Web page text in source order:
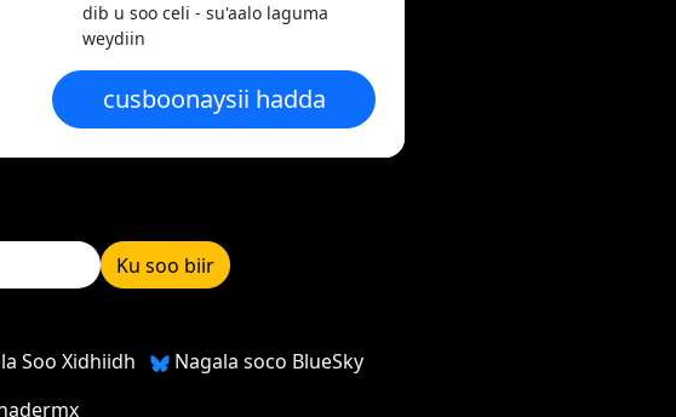
dib u soo celi - su'aalo laguma
weydiin
cusboonaysii hadda
Ku soo biir
Soo Xidhiidh
Nagala soco BlueSky